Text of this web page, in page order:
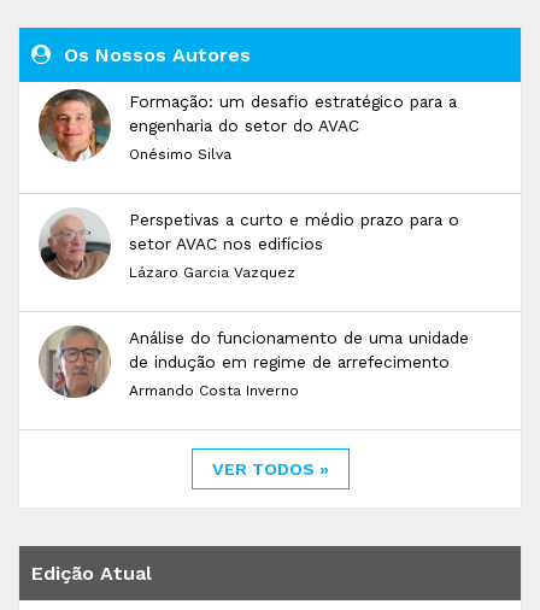
Os Nossos Autores
Formação: um desafio estratégico para a
engenharia do setor do AVAC
Onésimo Silva
Perspetivas a curto e médio prazo para o
setor AVAC nos edifícios
Lázaro Garcia Vazquez
Análise do funcionamento de uma unidade
de indução em regime de arrefecimento
Armando Costa Inverno
VER TODOS »
Edição Atual